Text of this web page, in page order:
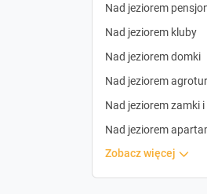
Nad jeziorem
Nad jeziorem kluby
Nad jeziorem domki
Nad jeziorem
Nad jeziorem zamki
Nad jeziorem
zobacz więcej